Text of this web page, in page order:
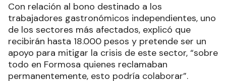
Con relación al bono destinado a los
trabajadores gastronómicos independientes, uno
de los sectores más afectados, explicó que
recibirán hasta 18.000 pesos y pretende ser un
apoyo para mitigar la crisis de este sector, “sobre
todo en Formosa quienes reclamaban
permanentemente, esto podría colaborar”.